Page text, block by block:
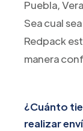
Puebla,
Sea cual
Redpack
manera
¿Cuánto
realizar